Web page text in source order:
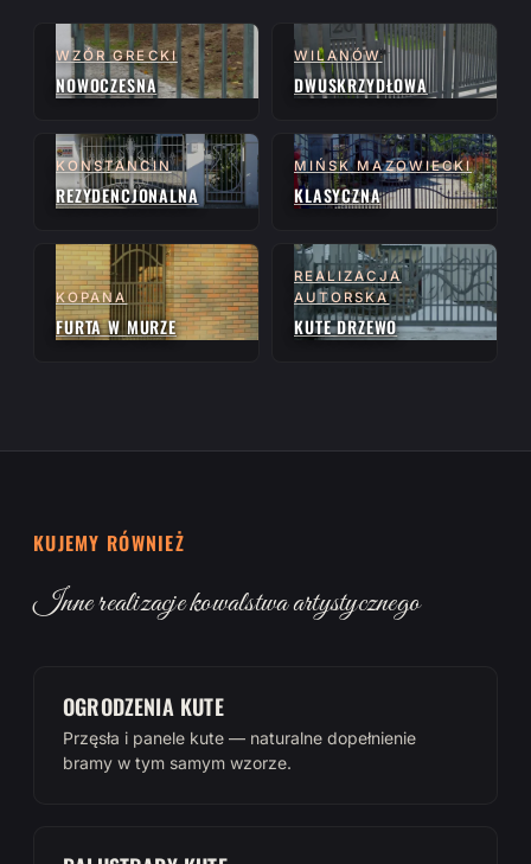
WZÓR GRECKI
NOWOCZESNA
WILANÓW
DWUSKRZYDŁOWA
KONSTANCIN
REZYDENCJONALNA
MIŃSK MAZOWIECKI
KLASYCZNA
KOPANA
FURTA W MURZE
REALIZACJA
AUTORSKA
KUTE DRZEWO
KUJEMY RÓWNIEŻ
Inne realizacje kowalstwa artystycznego
OGRODZENIA KUTE
Przęsła i panele kute — naturalne dopełnienie
bramy w tym samym wzorze.